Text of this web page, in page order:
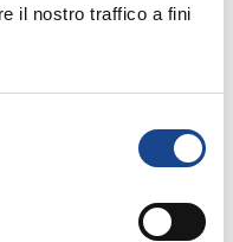
il nostro traffico a fini
in materia